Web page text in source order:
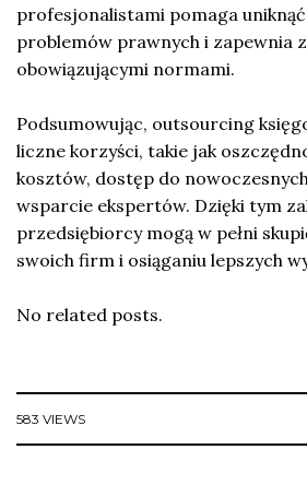
profesjonalistami pomaga
problemów prawnych i zapewnia
obowiązującymi normami.
Podsumowując, outsourcing
liczne korzyści, takie jak
kosztów, dostęp do
wsparcie ekspertów. Dzięki tym
przedsiębiorcy mogą w pełni
swoich firm i osiąganiu lepszych
No related posts.
583 VIEWS